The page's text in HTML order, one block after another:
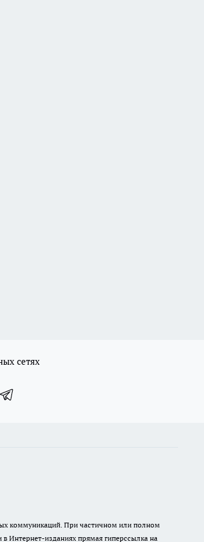
сетях
коммуникаций. При частичном или полном
Интернет-изданиях прямая гиперссылка на